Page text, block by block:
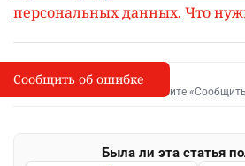
персональных данных. Что
I
Сообщить об опечатке
Выделите фрагмент и нажмите
Была ли эта статья
Сообщить об ошибке